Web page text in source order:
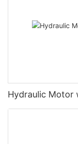
Hydraulic Motor